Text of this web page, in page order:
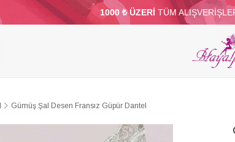
1000 ₺ ÜZERİ TÜM
TAKI MALZEMELERİ PARTİ VE SÜS
TOPTAN
Gümüş Şal Desen Fransız Güpür Dantel